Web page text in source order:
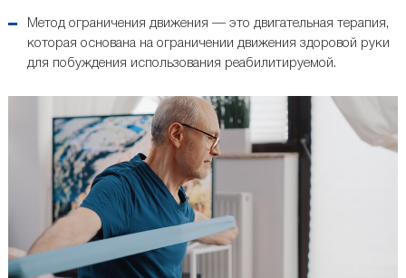
Метод ограничения движения — это двигательная терапия,
которая основана на ограничении движения здоровой руки
для побуждения использования реабилитируемой.